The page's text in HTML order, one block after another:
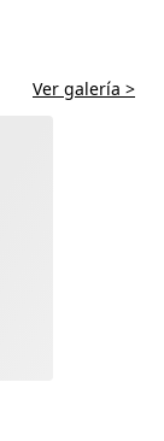
Ver galería >